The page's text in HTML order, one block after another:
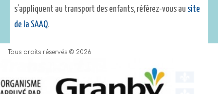
s’appliquent au transport des enfants, référez-vous au site
de la SAAQ.
Tous droits réservés © 2026